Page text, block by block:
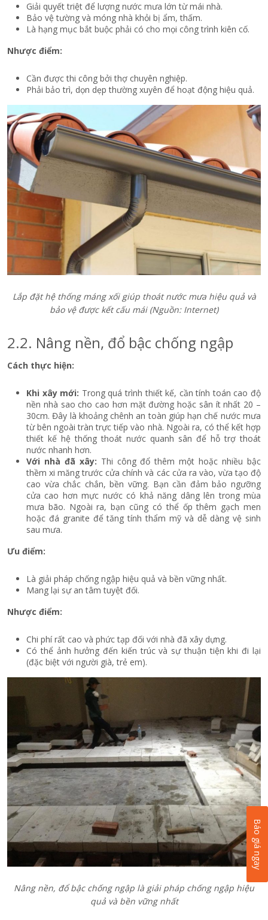
Giải quyết triệt để lượng nước mưa lớn từ mái nhà.
Bảo vệ tường và móng nhà khỏi bị ẩm, thấm.
Là hạng mục bắt buộc phải có cho mọi công trình kiên cố.
Nhược điểm:
Cần được thi công bởi thợ chuyên nghiệp.
Phải bảo trì, dọn dẹp thường xuyên để hoạt động hiệu quả.
Lắp đặt hệ thống máng xối giúp thoát nước mưa hiệu quả và
bảo vệ được kết cấu mái(Nguồn: Internet)
2.2. Nâng nền, đổ bậc chống ngập
Cách thực hiện:
Khi xây mới: Trong quá trình thiết kế, cần tính toán cao độ
nền nhà sao cho cao hơn mặt đường hoặc sân ít nhất 20 –
30cm. Đây là khoảng chênh an toàn giúp hạn chế nước mưa
từ bên ngoài tràn trực tiếp vào nhà. Ngoài ra, có thể kết hợp
thiết kế hệ thống thoát nước quanh sân để hỗ trợ thoát
nước nhanh hơn.
Với nhà đã xây: Thi công đổ thêm một hoặc nhiều bậc
thềm xi măng trước cửa chính và các cửa ra vào, vừa tạo độ
cao vừa chắc chắn, bền vững. Bạn cần đảm bảo ngưỡng
cửa cao hơn mực nước có khả năng dâng lên trong mùa
mưa bão. Ngoài ra, bạn cũng có thể ốp thêm gạch men
hoặc đá granite để tăng tính thẩm mỹ và dễ dàng vệ sinh
sau mưa.
Ưu điểm:
Là giải pháp chống ngập hiệu quả và bền vững nhất.
Mang lại sự an tâm tuyệt đối.
Nhược điểm:
Chi phí rất cao và phức tạp đối với nhà đã xây dựng.
Có thể ảnh hưởng đến kiến trúc và sự thuận tiện khi đi lại
(đặc biệt với người già, trẻ em).
Nâng nền, đổ bậc chống ngập là giải pháp chống ngập hiệu
quả và bền vững nhất
Báo giá ngay